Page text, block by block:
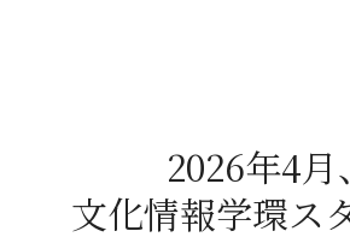
2026年4月、
文化情報学環ス